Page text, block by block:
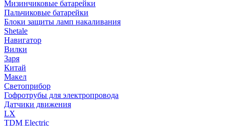
Мизинчиковые батарейки
Пальчиковые батарейки
Блоки защиты ламп накаливания
Shetale
Навигатор
Вилки
Заря
Китай
Макел
Светоприбор
Гофротрубы для электропровода
Датчики движения
LX
TDM Electric